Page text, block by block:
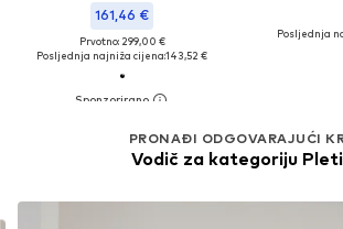
161,46 €
Prvotno: 299,00 €
Posljednja najniža cijena:143,52 €
Posljednja
PRONAĐI ODGOVARAJUĆI
Vodič za kategoriju